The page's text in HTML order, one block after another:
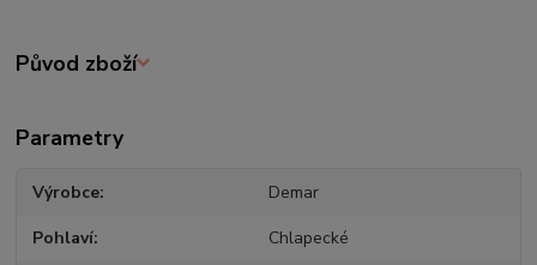
Původ zboží
Parametry
Výrobce Demar
Pohlaví Chlapecké